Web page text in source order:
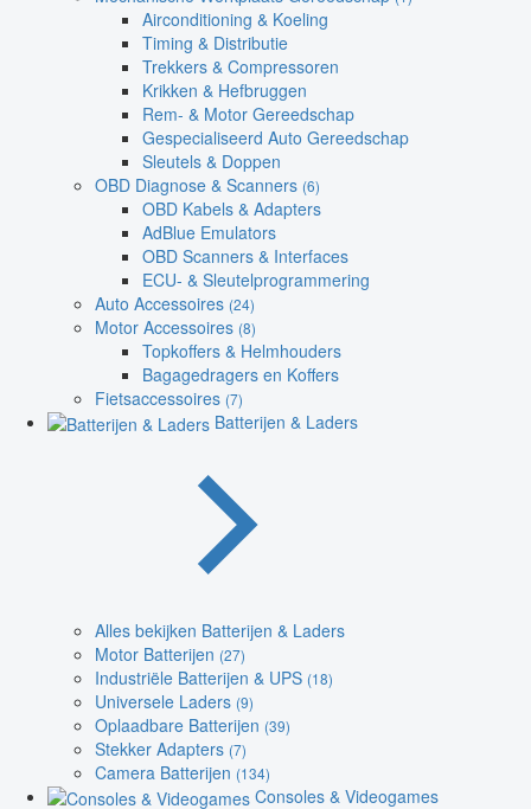
Airconditioning & Koeling
Timing & Distributie
Trekkers & Compressoren
Krikken & Hefbruggen
Rem- & Motor Gereedschap
Gespecialiseerd Auto Gereedschap
Sleutels & Doppen
OBD Diagnose & Scanners (6)
OBD Kabels & Adapters
AdBlue Emulators
OBD Scanners & Interfaces
ECU- & Sleutelprogrammering
Auto Accessoires (24)
Motor Accessoires (8)
Topkoffers & Helmhouders
Bagagedragers en Koffers
Fietsaccessoires (7)
Batterijen & Laders
Alles bekijken Batterijen & Laders
Motor Batterijen (27)
Industriële Batterijen & UPS (18)
Universele Laders (9)
Oplaadbare Batterijen (39)
Stekker Adapters (7)
Camera Batterijen (134)
Consoles & Videogames